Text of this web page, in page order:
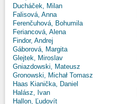
Ducháček, Milan
Falisová, Anna
Ferenčuhová, Bohumila
Feriancová, Alena
Findor, Andrej
Gáborová, Margita
Glejtek, Miroslav
Gniazdowski, Mateusz
Gronowski, Michał Tomasz
Haas Kianička, Daniel
Halász, Ivan
Hallon, Ľudovít